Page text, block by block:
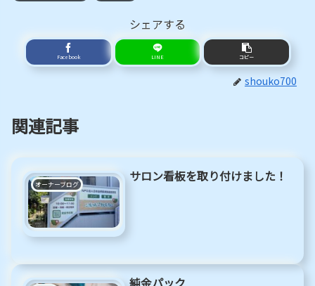
シェアする
Facebook LINE コピー
shouko700
関連記事
オーナーブログ
サロン看板を取り付けました！